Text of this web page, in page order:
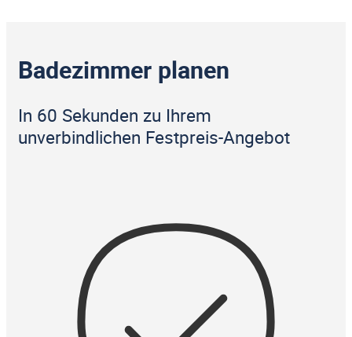
Badezimmer planen
In 60 Sekunden zu Ihrem
unverbindlichen Festpreis-Angebot